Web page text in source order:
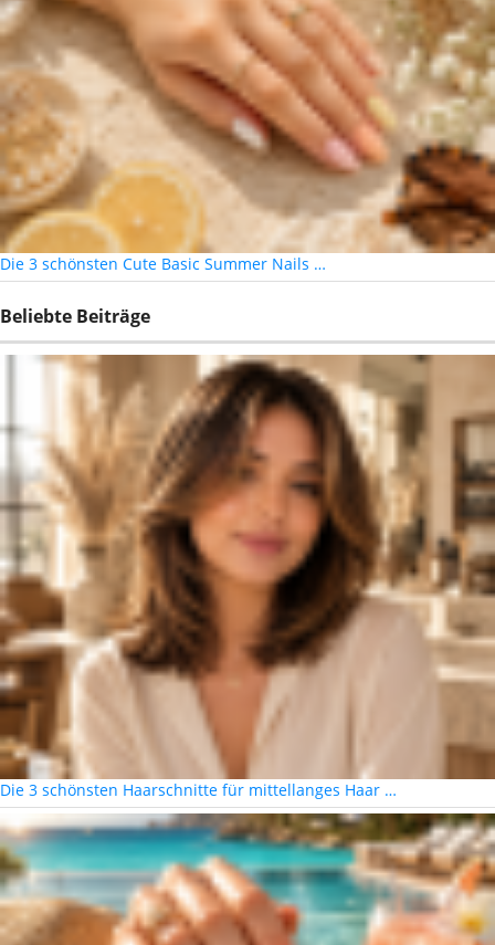
Die 3 schönsten Cute Basic Summer Nails …
Beliebte Beiträge
Die 3 schönsten Haarschnitte für mittellanges Haar …